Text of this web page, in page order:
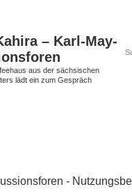
– Karl-May-
aus der sächsischen
lädt ein zum Gespräch
-